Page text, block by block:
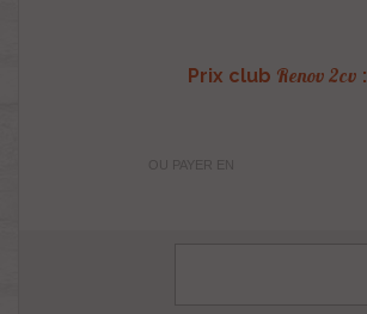
Prix club Renov 2cv :
OU PAYER EN